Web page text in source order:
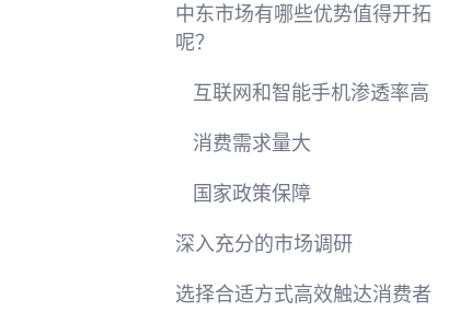
中东市场有哪些优势值得开拓
呢？
互联网和智能手机渗透率高
消费需求量大
国家政策保障
深入充分的市场调研
选择合适方式高效触达消费者